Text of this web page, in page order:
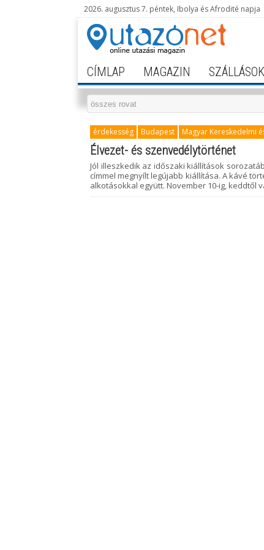
2026. augusztus 7. péntek, Ibolya és Afrodité napja
CÍMLAP MAGAZIN SZÁLLÁSOK
érdekesség Budapest Magyar Kereskedelmi
Élvezet- és szenvedélytörténet
Jól illeszkedik az időszaki kiállítások
címmel megnyílt legújabb kiállítása. A kávé
alkotásokkal együtt. November 10-ig, keddtől